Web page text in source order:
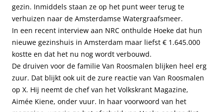
gezin. Inmiddels staan ze op het punt weer terug te
verhuizen naar de Amsterdamse Watergraafsmeer.
In een recent interview aan NRC onthulde Hoeke dat hun
nieuwe gezinshuis in Amsterdam maar liefst € 1.645.000
kostte en dat het nu nog wordt verbouwd.
De druiven voor de familie Van Roosmalen blijken heel erg
zuur. Dat blijkt ook uit de zure reactie van Van Roosmalen
op X. Hij neemt de chef van het Volkskrant Magazine,
Aimée Kiene, onder vuur. In haar voorwoord van het